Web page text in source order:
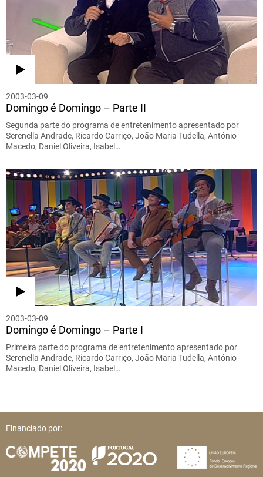
2003-03-09
Domingo é Domingo – Parte II
Segunda parte do programa de entretenimento apresentado por
Serenella Andrade, Ricardo Carriço, João Maria Tudella, António
Macedo, Daniel Oliveira, Isabel…
2003-03-09
Domingo é Domingo – Parte I
Primeira parte do programa de entretenimento apresentado por
Serenella Andrade, Ricardo Carriço, João Maria Tudella, António
Macedo, Daniel Oliveira, Isabel…
Financiado por: